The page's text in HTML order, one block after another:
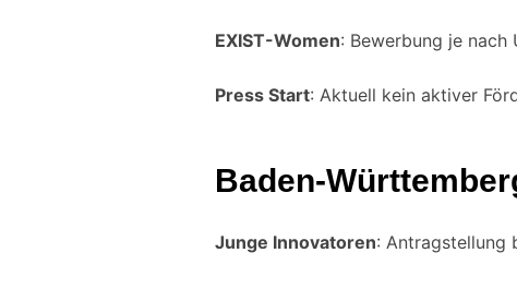
EXIST-Women: Bewerbung je nach
Press Start: Aktuell kein aktiver
Baden-
Junge Innovatoren: Antragstellung